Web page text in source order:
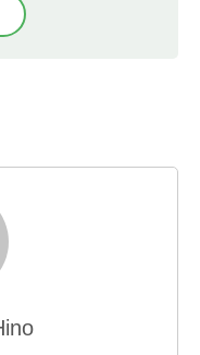
付けておりま
いるなどして、
報保護担当